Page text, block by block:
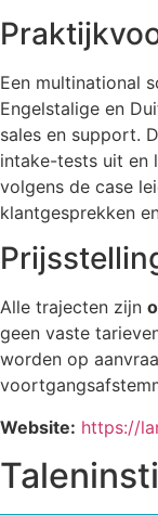
Een multinational
Engelstalige en
sales en support.
intake-tests uit en
volgens de case
klantgesprekken
Alle trajecten zijn
geen vaste
worden op
Website: https://